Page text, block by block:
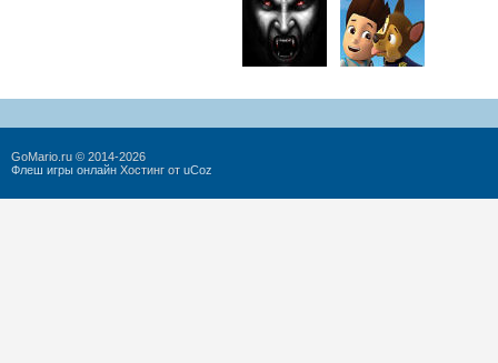
GoMario.ru © 2014-2026
Флеш игры онлайн Хостинг от uCoz